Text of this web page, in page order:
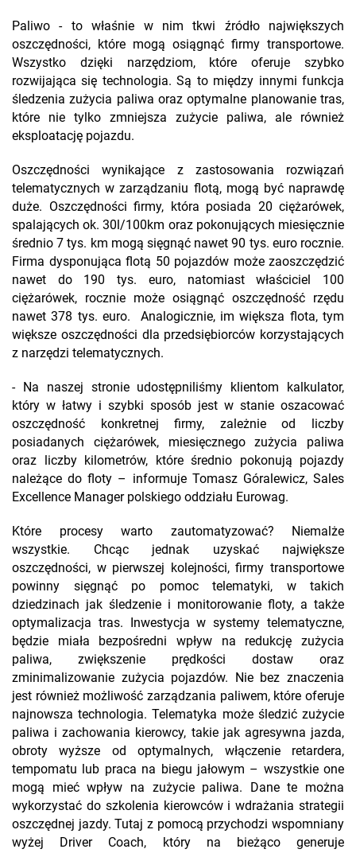
Paliwo - to właśnie w nim tkwi źródło największych
oszczędności, które mogą osiągnąć firmy transportowe.
Wszystko dzięki narzędziom, które oferuje szybko
rozwijająca się technologia. Są to między innymi funkcja
śledzenia zużycia paliwa oraz optymalne planowanie tras,
które nie tylko zmniejsza zużycie paliwa, ale również
eksploatację pojazdu.
Oszczędności wynikające z zastosowania rozwiązań
telematycznych w zarządzaniu flotą, mogą być naprawdę
duże. Oszczędności firmy, która posiada 20 ciężarówek,
spalających ok. 30l/100km oraz pokonujących miesięcznie
średnio 7 tys. km mogą sięgnąć nawet 90 tys. euro rocznie.
Firma dysponująca flotą 50 pojazdów może zaoszczędzić
nawet do 190 tys. euro, natomiast właściciel 100
ciężarówek, rocznie może osiągnąć oszczędność rzędu
nawet 378 tys. euro. Analogicznie, im większa flota, tym
większe oszczędności dla przedsiębiorców korzystających
z narzędzi telematycznych.
- Na naszej stronie udostępniliśmy klientom kalkulator,
który w łatwy i szybki sposób jest w stanie oszacować
oszczędność konkretnej firmy, zależnie od liczby
posiadanych ciężarówek, miesięcznego zużycia paliwa
oraz liczby kilometrów, które średnio pokonują pojazdy
należące do floty – informuje Tomasz Góralewicz, Sales
Excellence Manager polskiego oddziału Eurowag.
Które procesy warto zautomatyzować? Niemalże
wszystkie. Chcąc jednak uzyskać największe
oszczędności, w pierwszej kolejności, firmy transportowe
powinny sięgnąć po pomoc telematyki, w takich
dziedzinach jak śledzenie i monitorowanie floty, a także
optymalizacja tras. Inwestycja w systemy telematyczne,
będzie miała bezpośredni wpływ na redukcję zużycia
paliwa, zwiększenie prędkości dostaw oraz
zminimalizowanie zużycia pojazdów. Nie bez znaczenia
jest również możliwość zarządzania paliwem, które oferuje
najnowsza technologia. Telematyka może śledzić zużycie
paliwa i zachowania kierowcy, takie jak agresywna jazda,
obroty wyższe od optymalnych, włączenie retardera,
tempomatu lub praca na biegu jałowym – wszystkie one
mogą mieć wpływ na zużycie paliwa. Dane te można
wykorzystać do szkolenia kierowców i wdrażania strategii
oszczędnej jazdy. Tutaj z pomocą przychodzi wspomniany
wyżej Driver Coach, który na bieżąco generuje